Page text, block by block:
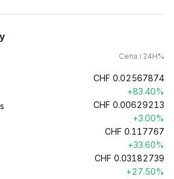
Cena i 24H%
CHF 0.02567874
+83.40%
CHF 0.00629213
+3.00%
CHF 0.117767
+33.60%
CHF 0.03182739
+27.50%